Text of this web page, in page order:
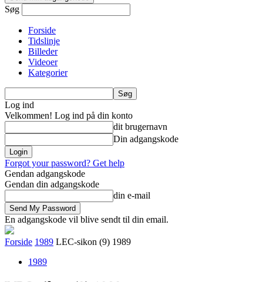
Søg
Forside
Tidslinje
Billeder
Videoer
Kategorier
Log ind
Velkommen! Log ind på din konto
dit brugernavn
Din adgangskode
Forgot your password? Get help
Gendan adgangskode
Gendan din adgangskode
din e-mail
En adgangskode vil blive sendt til din email.
Forside 1989 LEC-sikon (9) 1989
1989